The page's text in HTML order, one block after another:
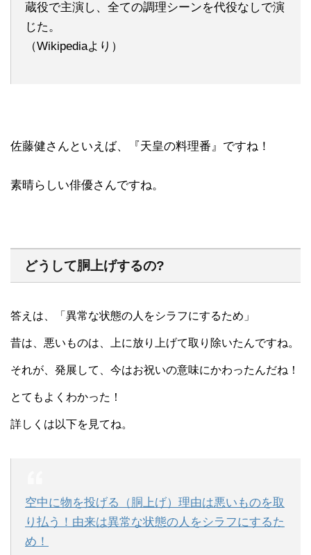
蔵役で主演し、全ての調理シーンを代役なしで演
じた。
（Wikipediaより）
佐藤健さんといえば、『天皇の料理番』ですね！
素晴らしい俳優さんですね。
どうして胴上げするの?
答えは、「異常な状態の人をシラフにするため」
昔は、悪いものは、上に放り上げて取り除いたんですね。
それが、発展して、今はお祝いの意味にかわったんだね！
とてもよくわかった！
詳しくは以下を見てね。
空中に物を投げる（胴上げ）理由は悪いものを取
り払う！由来は異常な状態の人をシラフにするた
め！